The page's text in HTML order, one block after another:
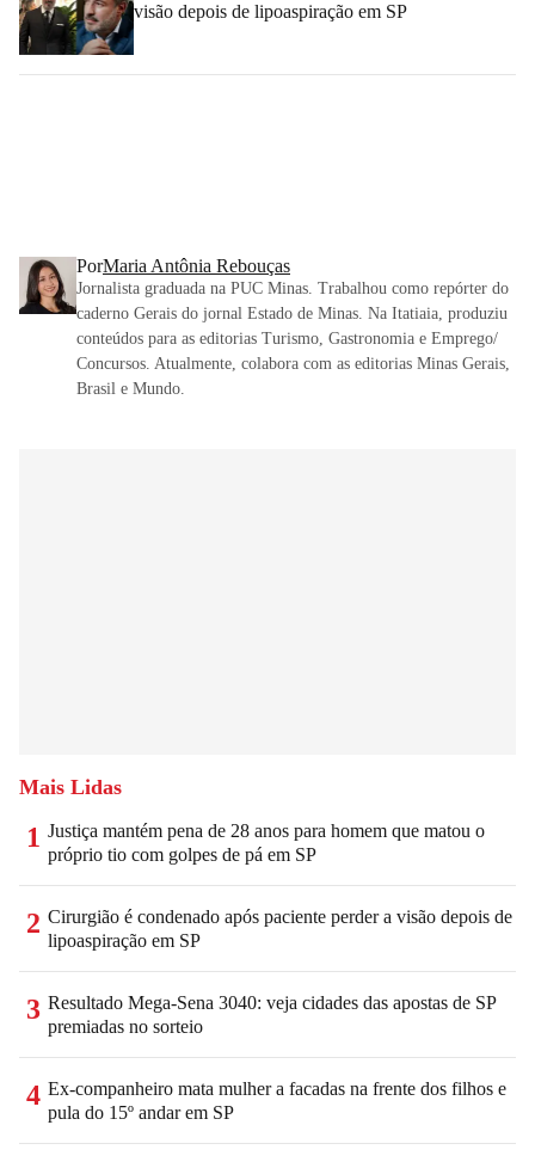
visão depois de lipoaspiração em SP
PorMaria Antônia Rebouças
Jornalista graduada na PUC Minas. Trabalhou como repórter do
caderno Gerais do jornal Estado de Minas. Na Itatiaia, produziu
conteúdos para as editorias Turismo, Gastronomia e Emprego/
Concursos. Atualmente, colabora com as editorias Minas Gerais,
Brasil e Mundo.
Mais Lidas
1 Justiça mantém pena de 28 anos para homem que matou o
próprio tio com golpes de pá em SP
2 Cirurgião é condenado após paciente perder a visão depois de
lipoaspiração em SP
3 Resultado Mega-Sena 3040: veja cidades das apostas de SP
premiadas no sorteio
4 Ex-companheiro mata mulher a facadas na frente dos filhos e
pula do 15º andar em SP